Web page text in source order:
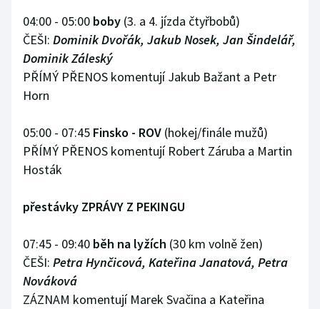
04:00 - 05:00 boby (3. a 4. jízda čtyřbobů)
ČEŠI: Dominik Dvořák, Jakub Nosek, Jan Šindelář,
Dominik Záleský
PŘÍMÝ PŘENOS komentují Jakub Bažant a Petr
Horn
05:00 - 07:45 Finsko - ROV (hokej/finále mužů)
PŘÍMÝ PŘENOS komentují Robert Záruba a Martin
Hosták
přestávky ZPRÁVY Z PEKINGU
07:45 - 09:40 běh na lyžích (30 km volně žen)
ČEŠI: Petra Hynčicová, Kateřina Janatová, Petra
Nováková
ZÁZNAM komentují Marek Svačina a Kateřina